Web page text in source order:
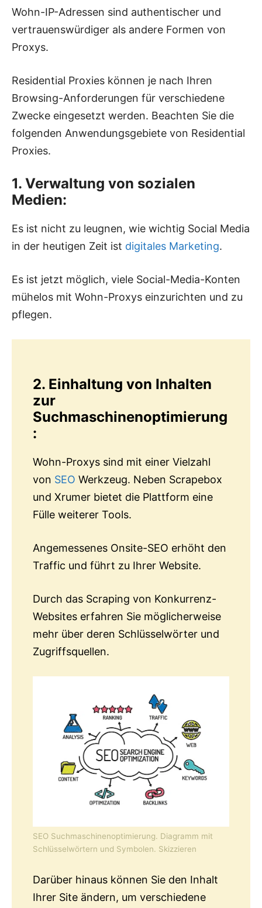
Wohn-IP-Adressen sind authentischer und
vertrauenswürdiger als andere Formen von
Proxys.
Residential Proxies können je nach Ihren
Browsing-Anforderungen für verschiedene
Zwecke eingesetzt werden. Beachten Sie die
folgenden Anwendungsgebiete von Residential
Proxies.
1. Verwaltung von sozialen
Medien:
Es ist nicht zu leugnen, wie wichtig Social Media
in der heutigen Zeit ist digitales Marketing.
Es ist jetzt möglich, viele Social-Media-Konten
mühelos mit Wohn-Proxys einzurichten und zu
pflegen.
2. Einhaltung von Inhalten
zur
Suchmaschinenoptimierung
:
Wohn-Proxys sind mit einer Vielzahl
von SEO Werkzeug. Neben Scrapebox
und Xrumer bietet die Plattform eine
Fülle weiterer Tools.
Angemessenes Onsite-SEO erhöht den
Traffic und führt zu Ihrer Website.
Durch das Scraping von Konkurrenz-
Websites erfahren Sie möglicherweise
mehr über deren Schlüsselwörter und
Zugriffsquellen.
SEO Suchmaschinenoptimierung. Diagramm mit
Schlüsselwörtern und Symbolen. Skizzieren
Darüber hinaus können Sie den Inhalt
Ihrer Site ändern, um verschiedene